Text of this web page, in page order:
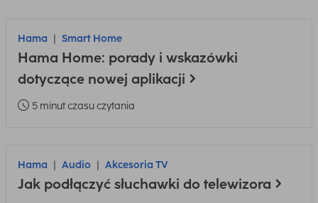
Hama Smart Home
Hama Home: porady i wskazówki
dotyczące nowej aplikacji
5 minut czasu czytania
Hama Audio Akcesoria TV
Jak podłączyć słuchawki do telewizora